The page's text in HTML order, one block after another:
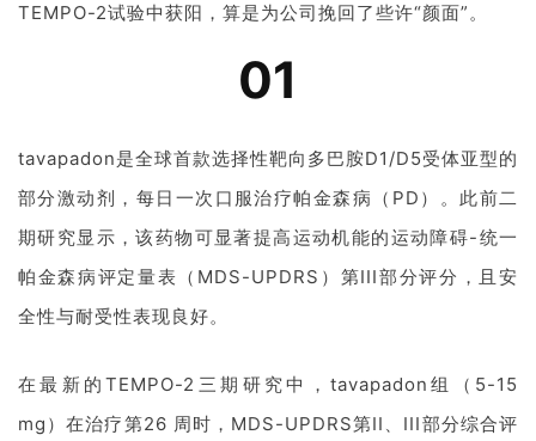
TEMPO-2试验中获阳，算是为公司挽回了些许“颜面”。
01
tavapadon是全球首款选择性靶向多巴胺D1/D5受体亚型的
部分激动剂，每日一次口服治疗帕金森病（PD）。此前二
期研究显示，该药物可显著提高运动机能的运动障碍-统一
帕金森病评定量表（MDS-UPDRS）第III部分评分，且安
全性与耐受性表现良好。
在最新的TEMPO-2三期研究中，tavapadon组（5-15
mg）在治疗第26 周时，MDS-UPDRS第II、III部分综合评